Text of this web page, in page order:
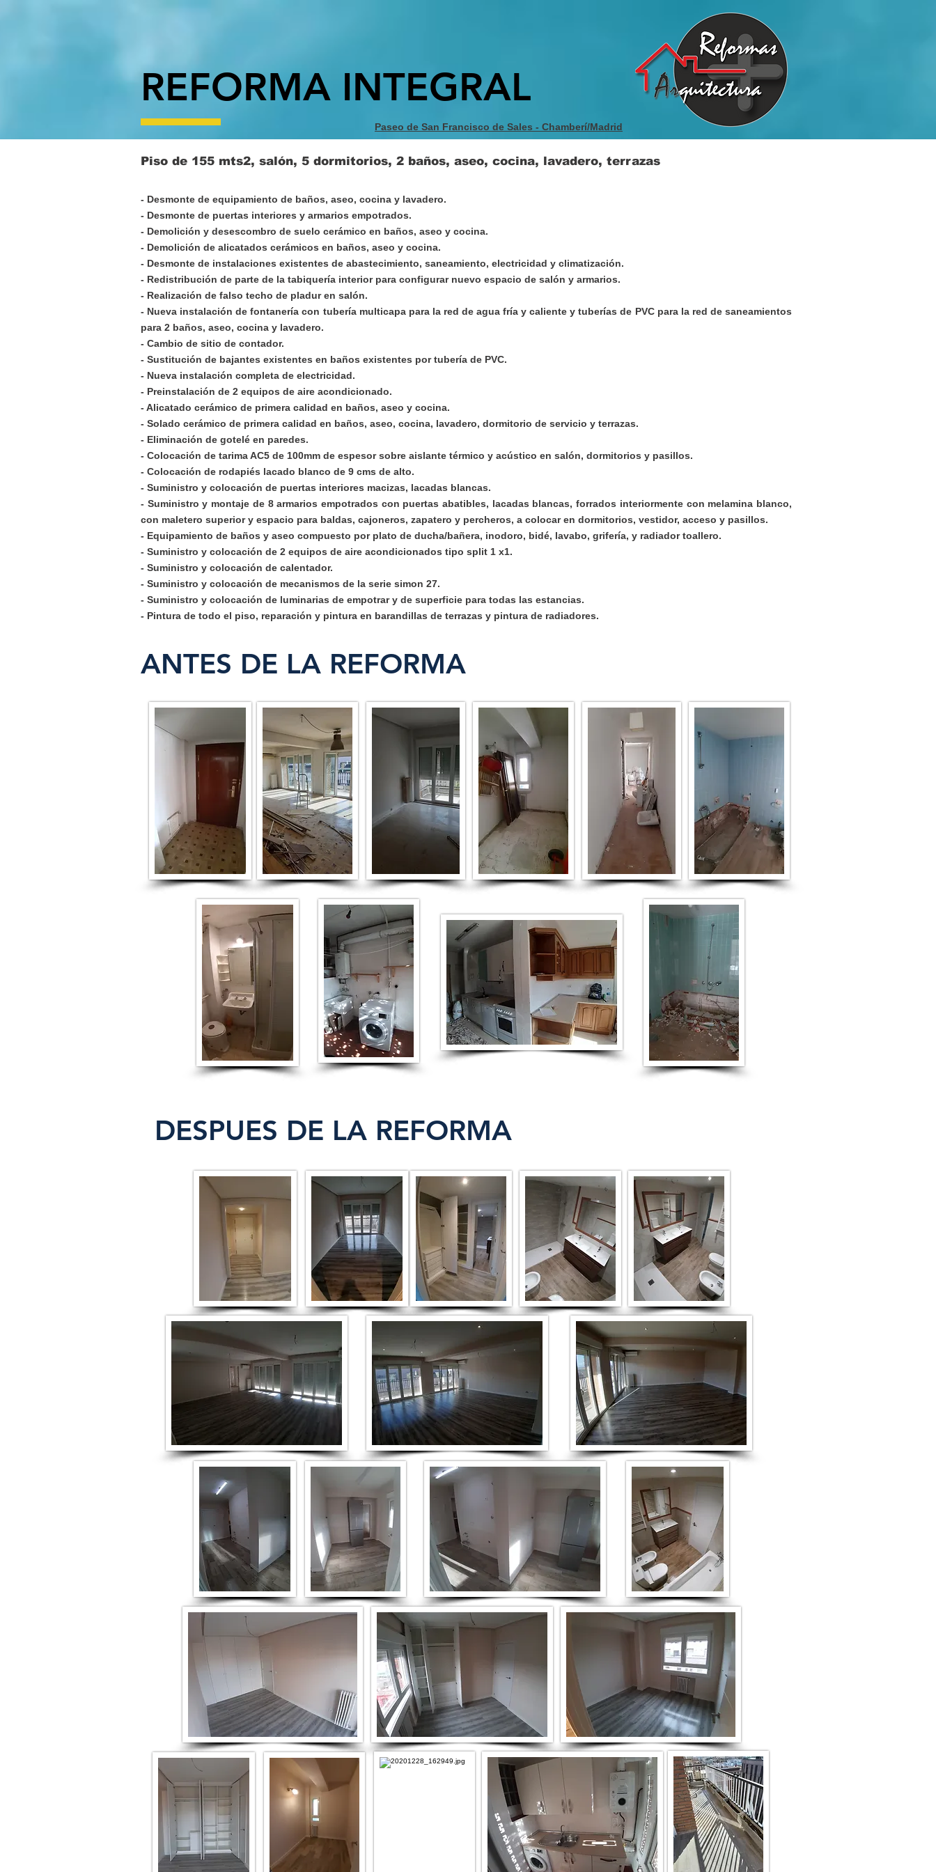
REFORMA INTEGRAL
Paseo de San Francisco de Sales - Chamberí/Madrid
Piso de 155 mts2, salón, 5 dormitorios, 2 baños, aseo, cocina, lavadero, terrazas
- Desmonte de equipamiento de baños, aseo, cocina y lavadero.
- Desmonte de puertas interiores y armarios empotrados.
- Demolición y desescombro de suelo cerámico en baños, aseo y cocina.
- Demolición de alicatados cerámicos en baños, aseo y cocina.
- Desmonte de instalaciones existentes de abastecimiento, saneamiento, electricidad y climatización.
- Redistribución de parte de la tabiquería interior para configurar nuevo espacio de salón y armarios.
- Realización de falso techo de pladur en salón.
- Nueva instalación de fontanería con tubería multicapa para la red de agua fría y caliente y tuberías de PVC para la red de saneamientos
para 2 baños, aseo, cocina y lavadero.
- Cambio de sitio de contador.
- Sustitución de bajantes existentes en baños existentes por tubería de PVC.
- Nueva instalación completa de electricidad.
- Preinstalación de 2 equipos de aire acondicionado.
- Alicatado cerámico de primera calidad en baños, aseo y cocina.
- Solado cerámico de primera calidad en baños, aseo, cocina, lavadero, dormitorio de servicio y terrazas.
- Eliminación de gotelé en paredes.
- Colocación de tarima AC5 de 100mm de espesor sobre aislante térmico y acústico en salón, dormitorios y pasillos.
- Colocación de rodapiés lacado blanco de 9 cms de alto.
- Suministro y colocación de puertas interiores macizas, lacadas blancas.
- Suministro y montaje de 8 armarios empotrados con puertas abatibles, lacadas blancas, forrados interiormente con melamina blanco,
con maletero superior y espacio para baldas, cajoneros, zapatero y percheros, a colocar en dormitorios, vestidor, acceso y pasillos.
- Equipamiento de baños y aseo compuesto por plato de ducha/bañera, inodoro, bidé, lavabo, grifería, y radiador toallero.
- Suministro y colocación de 2 equipos de aire acondicionados tipo split 1 x1.
- Suministro y colocación de calentador.
- Suministro y colocación de mecanismos de la serie simon 27.
- Suministro y colocación de luminarias de empotrar y de superficie para todas las estancias.
- Pintura de todo el piso, reparación y pintura en barandillas de terrazas y pintura de radiadores.
ANTES DE LA REFORMA
DESPUES DE LA REFORMA